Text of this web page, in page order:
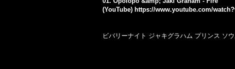
(YouTube) https://www.youtube.com/
ビバリーナイト ジャキグラハム プリンス ソ